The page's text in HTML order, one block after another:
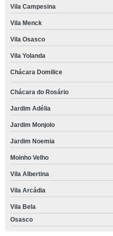
Vila Campesina
Vila Menck
Vila Osasco
Vila Yolanda
Chácara Domilice
Chácara do Rosário
Jardim Adélia
Jardim Monjolo
Jardim Noemia
Moinho Velho
Vila Albertina
Vila Arcádia
Vila Bela
Osasco